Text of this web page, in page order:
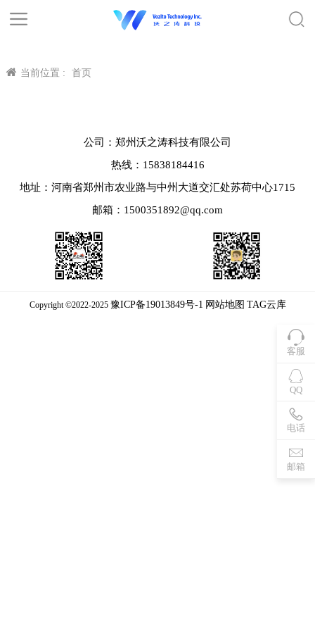
当前位置 : 首页
客服
QQ
电话
邮箱
公司：郑州沃之涛科技有限公司
热线：15838184416
地址：河南省郑州市农业路与中州大道交汇处苏荷中心1715
邮箱：1500351892@qq.com
Copyright ©2022-2025 豫ICP备19013849号-1 网站地图 TAG云库